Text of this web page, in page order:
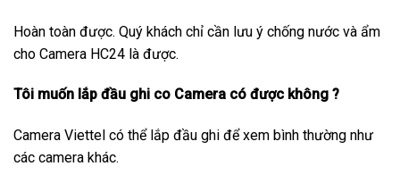
Hoàn toàn được. Quý khách chỉ cần lưu ý chống nước và ẩm
cho Camera HC24 là được.
Tôi muốn lắp đầu ghi co Camera có được không ?
Camera Viettel có thể lắp đầu ghi để xem bình thường như
các camera khác.